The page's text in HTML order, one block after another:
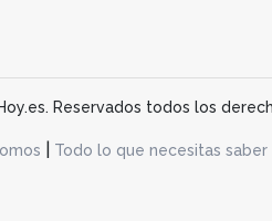
Reservados todos los
Todo lo que necesitas saber|